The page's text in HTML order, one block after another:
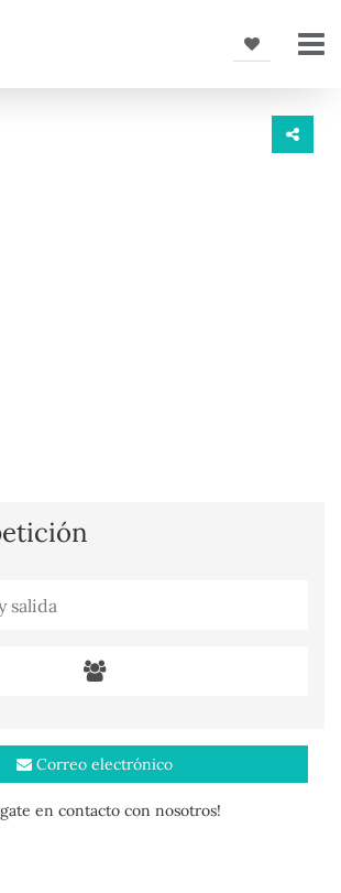
Correo electrónico
en contacto con nosotros!